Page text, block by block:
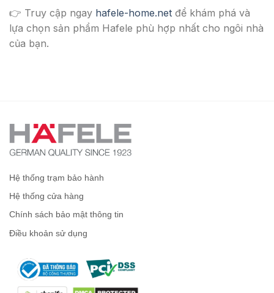
👉 Truy cập ngay hafele-home.net để khám phá và
lựa chọn sản phẩm Hafele phù hợp nhất cho ngôi nhà
của bạn.
Hệ thống trạm bảo hành
Hệ thống cửa hàng
Chính sách bảo mật thông tin
Điều khoản sử dụng